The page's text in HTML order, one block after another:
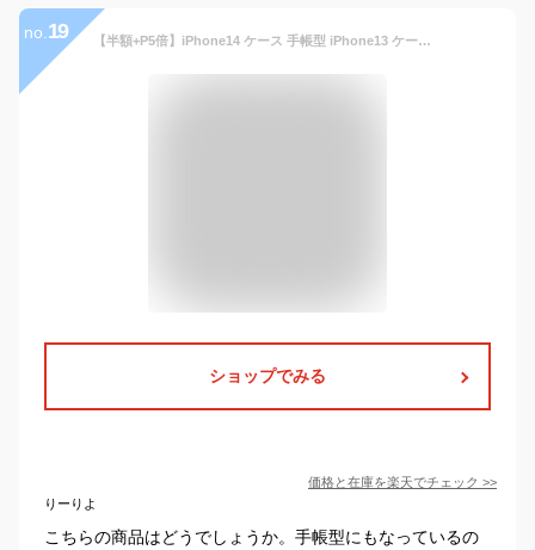
no. 19 【半額+P5倍】iPhone14 ケース 手帳型 iPhone13 ケース 手帳 かわいい iPhone12 iPhone 13pro 13promax 13mini 12pro 12promax 12mini おしゃれ 可愛い 韓国 カード収納 カード 手帳型ケース 手帳ケース マグネット スタンド スマホケース iPhoneケース 大人 メンズ 縦開き
ショップでみる
価格と在庫を楽天でチェック >>
りーりよ
こちらの商品はどうでしょうか。手帳型にもなっているの